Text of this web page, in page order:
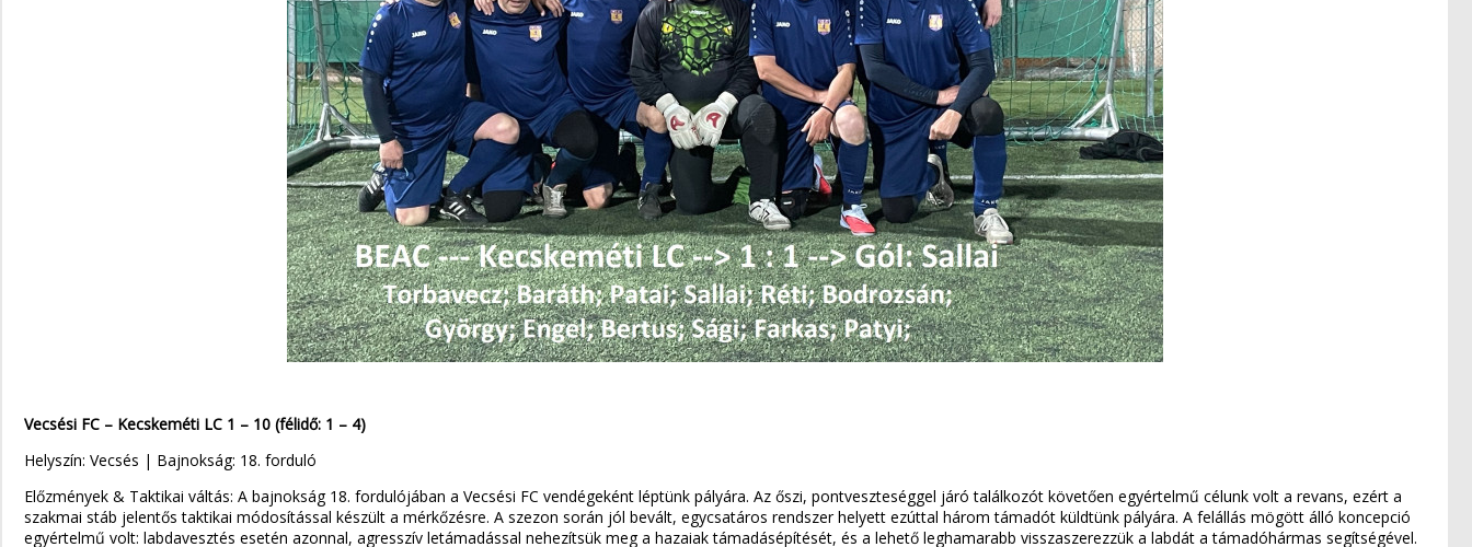
Vecsési FC – Kecskeméti LC 1 – 10 (félidő: 1 – 4)
Helyszín: Vecsés | Bajnokság: 18. forduló
Előzmények & Taktikai váltás: A bajnokság 18. fordulójában a Vecsési FC vendégeként léptünk pályára. Az őszi, pontveszteséggel járó találkozót követően egyértelmű célunk volt a revans, ezért a
szakmai stáb jelentős taktikai módosítással készült a mérkőzésre. A szezon során jól bevált, egycsatáros rendszer helyett ezúttal három támadót küldtünk pályára. A felállás mögött álló koncepció
egyértelmű volt: labdavesztés esetén azonnal, agresszív letámadással nehezítsük meg a hazaiak támadásépítését, és a lehető leghamarabb visszaszerezzük a labdát a támadóhármas segítségével.